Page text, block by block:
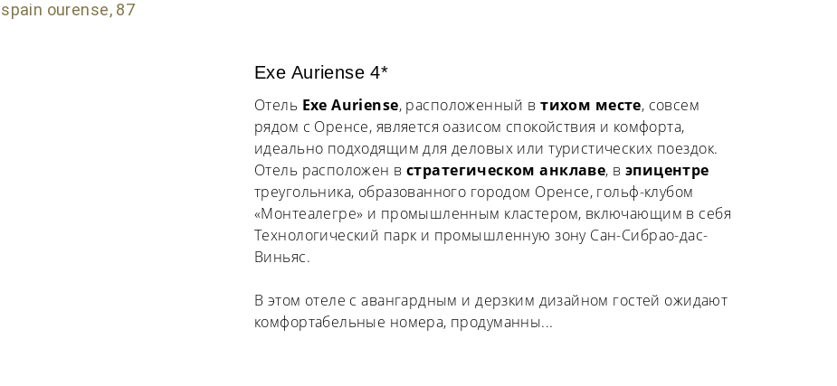
Exe Auriense 4*
Отель Exe Auriense, расположенный втихом месте, совсем
рядом с Оренсе, является оазисом спокойствия и комфорта,
идеально подходящим для деловых или туристических поездок.
Отель расположен в стратегическом анклаве, в эпицентре
треугольника, образованного городом Оренсе, гольф-клубом
«Монтеалегре» и промышленным кластером, включающим в себя
Технологический парк и промышленную зону Сан-Сибрао-дас-
Виньяс.
В этом отеле с авангардным и дерзким дизайном гостей ожидают
комфортабельные номера, продуманны...